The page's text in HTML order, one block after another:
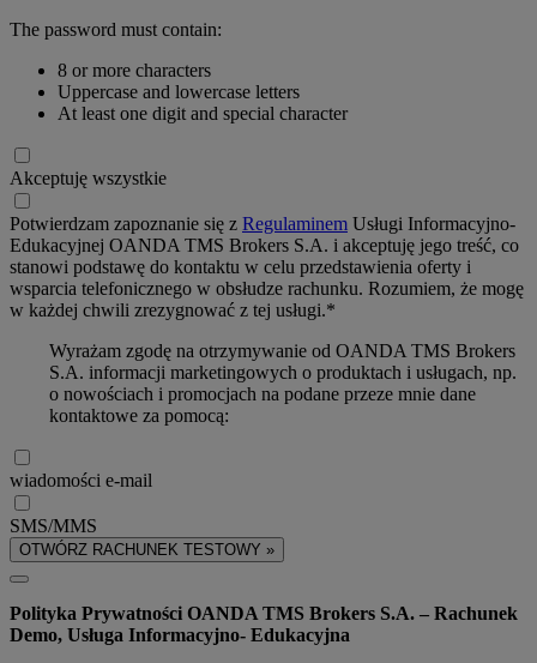
The password must contain:
8 or more characters
Uppercase and lowercase letters
At least one digit and special character
Akceptuję wszystkie
Potwierdzam zapoznanie się z Regulaminem Usługi Informacyjno-
Edukacyjnej OANDA TMS Brokers S.A. i akceptuję jego treść, co
stanowi podstawę do kontaktu w celu przedstawienia oferty i
wsparcia telefonicznego w obsłudze rachunku. Rozumiem, że mogę
w każdej chwili zrezygnować z tej usługi.*
Wyrażam zgodę na otrzymywanie od OANDA TMS Brokers
S.A. informacji marketingowych o produktach i usługach, np.
o nowościach i promocjach na podane przeze mnie dane
kontaktowe za pomocą:
wiadomości e-mail
SMS/MMS
OTWÓRZ RACHUNEK TESTOWY »
Polityka Prywatności OANDA TMS Brokers S.A. – Rachunek
Demo, Usługa Informacyjno- Edukacyjna